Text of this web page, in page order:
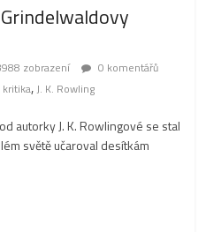
zobrazení
0 komentářů
,J. K. Rowling
autorky J. K. Rowlingové se stal
světě učaroval desítkám